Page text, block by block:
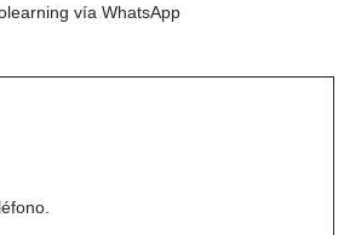
vía WhatsApp